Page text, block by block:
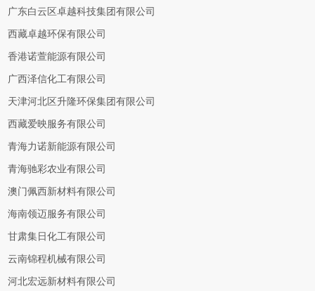
广东白云区卓越科技集团有限公司
西藏卓越环保有限公司
香港诺萱能源有限公司
广西泽信化工有限公司
天津河北区升隆环保集团有限公司
西藏爱映服务有限公司
青海力诺新能源有限公司
青海驰彩农业有限公司
澳门佩西新材料有限公司
海南领迈服务有限公司
甘肃集日化工有限公司
云南锦程机械有限公司
河北宏远新材料有限公司